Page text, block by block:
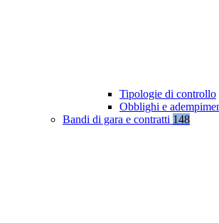
Tipologie di controllo
Obblighi e
Bandi di gara e contratti 148